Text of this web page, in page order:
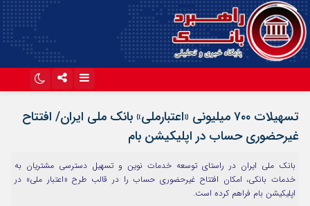
آپارات
تسهیلات ۷۰۰ میلیونی «اعتبارملی» بانک ملی ایران/ افتتاح
غیرحضوری حساب در اپلیکیشن بام
بانک ملی ایران در راستای توسعه خدمات نوین و تسهیل دسترسی مشتریان به
خدمات بانکی، امکان افتتاح غیرحضوری حساب را در قالب طرح «اعتبار ملی» در
اپلیکیشن بام فراهم کرده است.